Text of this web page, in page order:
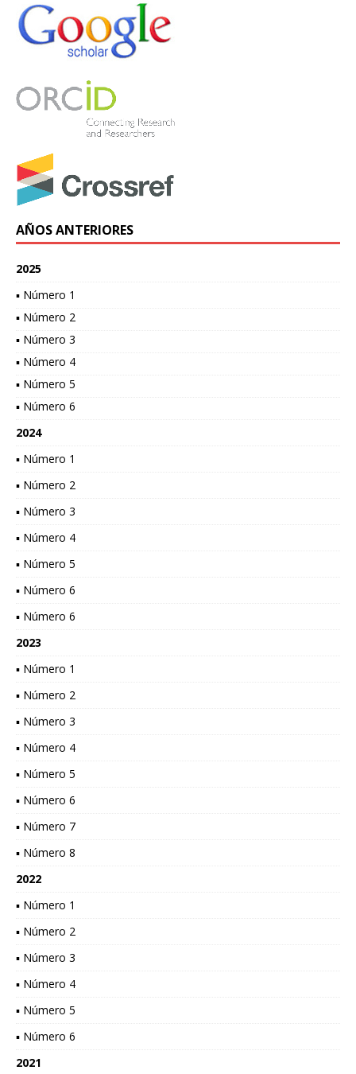
AÑOS ANTERIORES
2025
▪ Número 1
▪ Número 2
▪ Número 3
▪ Número 4
▪ Número 5
▪ Número 6
2024
▪ Número 1
▪ Número 2
▪ Número 3
▪ Número 4
▪ Número 5
▪ Número 6
▪ Número 6
2023
▪ Número 1
▪ Número 2
▪ Número 3
▪ Número 4
▪ Número 5
▪ Número 6
▪ Número 7
▪ Número 8
2022
▪ Número 1
▪ Número 2
▪ Número 3
▪ Número 4
▪ Número 5
▪ Número 6
2021